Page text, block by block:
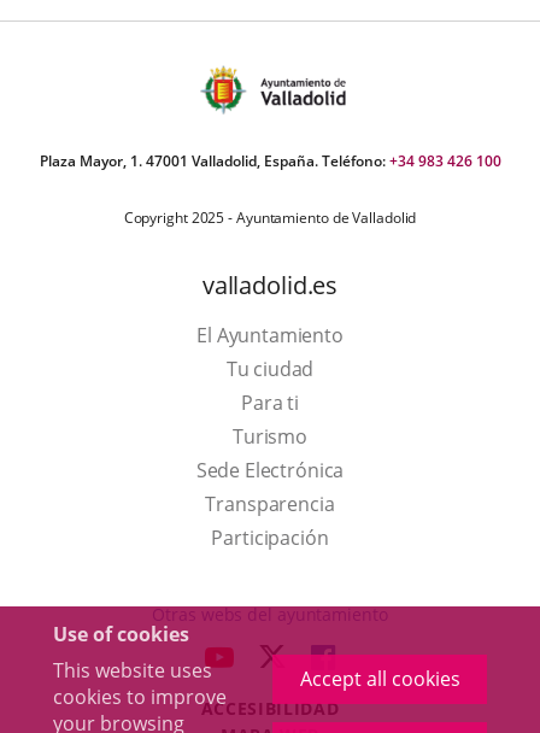
Use of cookies
This website uses
cookies to improve
your browsing
Accept all cookies
Plaza Mayor, 1. 47001 Valladolid, España. Teléfono:+34 983 426 100
Copyright 2025 - Ayuntamiento de Valladolid
valladolid.es
El Ayuntamiento
Tu ciudad
Para ti
TurismoThis
link
will
open
a
pop-
up
window.
Sede Electrónica
Transparencia
Participación
Otras webs del ayuntamiento
LINK
EXTERNAL
LINK
TO
EXTERNAL
LINK
TO
EXTERNAL
ACCESIBILIDAD